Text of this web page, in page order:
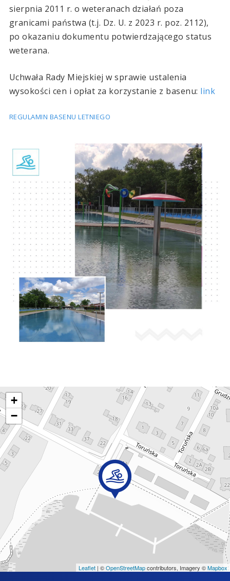
sierpnia 2011 r. o weteranach działań poza
granicami państwa (t.j. Dz. U. z 2023 r. poz. 2112),
po okazaniu dokumentu potwierdzającego status
weterana.
Uchwała Rady Miejskiej w sprawie ustalenia
wysokości cen i opłat za korzystanie z basenu: link
REGULAMIN BASENU LETNIEGO
+
−
Leaflet | ©OpenStreetMapcontributors, Imagery ©Mapbox